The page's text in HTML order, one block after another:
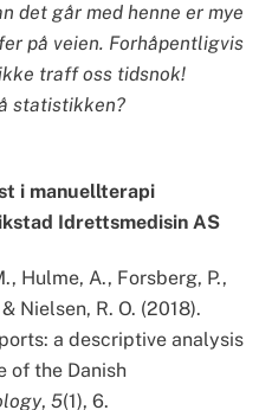
det går med henne er mye
på veien. Forhåpentligvis
traff oss tidsnok!
statistikken?
i manuellterapi
Idrettsmedisin AS
Hulme, A., Forsberg, P.,
Nielsen, R. O. (2018).
a descriptive analysis
of the Danish
,5(1), 6.